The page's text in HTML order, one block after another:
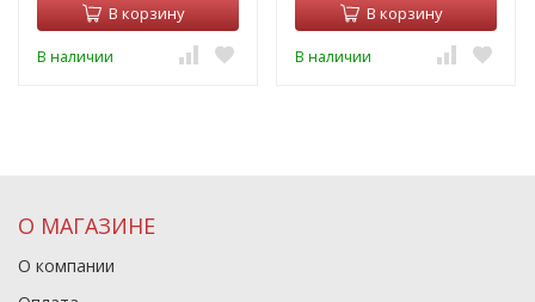
В корзину
В наличии
В корзину
В наличии
О МАГАЗИНЕ
О компании